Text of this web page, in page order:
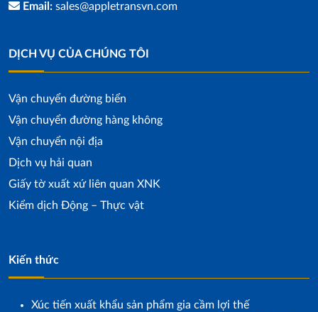
Email: sales@appletransvn.com
DỊCH VỤ CỦA CHÚNG TÔI
Vận chuyển đường biển
Vận chuyển đường hàng không
Vận chuyển nội địa
Dịch vụ hải quan
Giấy tờ xuất xứ liên quan XNK
Kiểm dịch Động – Thực vật
Kiến thức
Xúc tiến xuất khẩu sản phẩm gia cầm lợi thế